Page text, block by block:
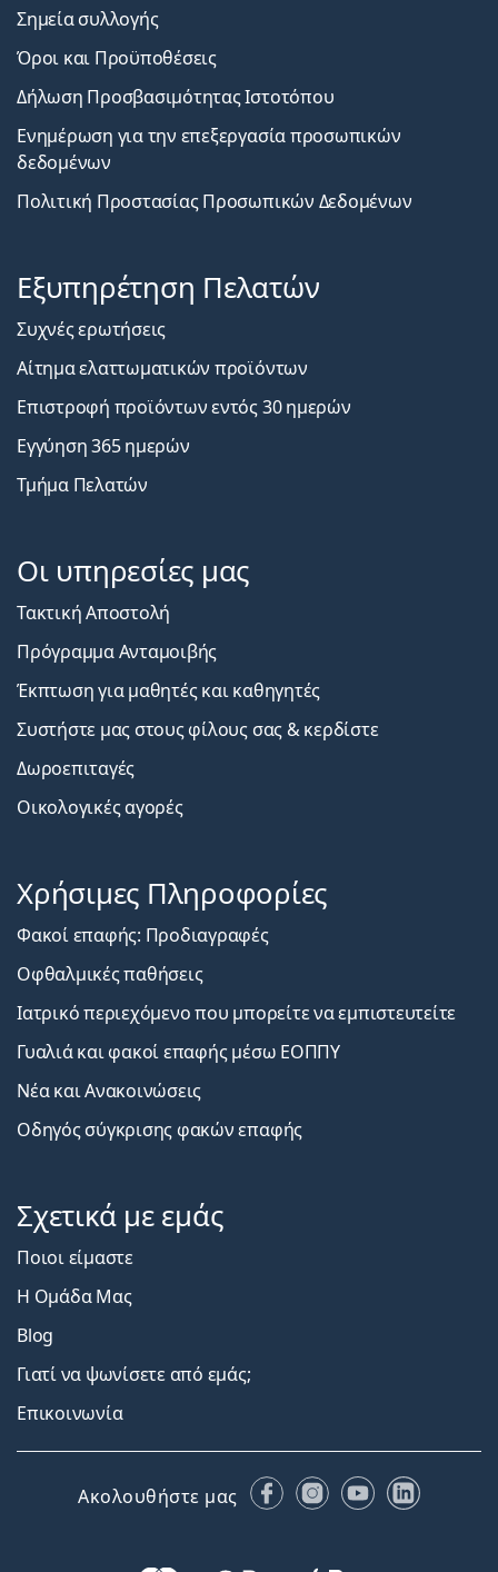
Σημεία συλλογής
Όροι και Προϋποθέσεις
Δήλωση Προσβασιμότητας Ιστοτόπου
Ενημέρωση για την επεξεργασία προσωπικών
δεδομένων
Πολιτική Προστασίας Προσωπικών Δεδομένων
Εξυπηρέτηση Πελατών
Συχνές ερωτήσεις
Αίτημα ελαττωματικών προϊόντων
Επιστροφή προϊόντων εντός 30 ημερών
Εγγύηση 365 ημερών
Τμήμα Πελατών
Οι υπηρεσίες μας
Τακτική Αποστολή
Πρόγραμμα Ανταμοιβής
Έκπτωση για μαθητές και καθηγητές
Συστήστε μας στους φίλους σας & κερδίστε
Δωροεπιταγές
Οικολογικές αγορές
Χρήσιμες Πληροφορίες
Φακοί επαφής: Προδιαγραφές
Οφθαλμικές παθήσεις
Ιατρικό περιεχόμενο που μπορείτε να εμπιστευτείτε
Γυαλιά και φακοί επαφής μέσω ΕΟΠΠΥ
Νέα και Ανακοινώσεις
Οδηγός σύγκρισης φακών επαφής
Σχετικά με εμάς
Ποιοι είμαστε
Η Ομάδα Μας
Blog
Γιατί να ψωνίσετε από εμάς;
Επικοινωνία
Ακολουθήστε μας FacebookInstagram
YouTubeLinkedIn